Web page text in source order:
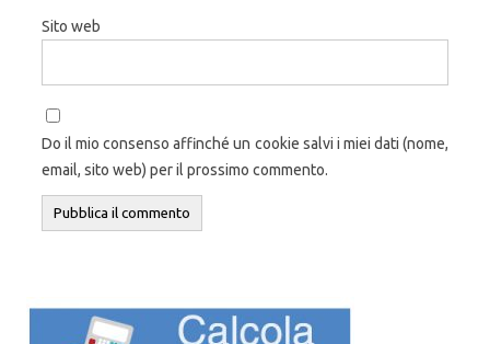
Sito web
Do il mio consenso affinché un cookie salvi i miei dati (nome,
email, sito web) per il prossimo commento.